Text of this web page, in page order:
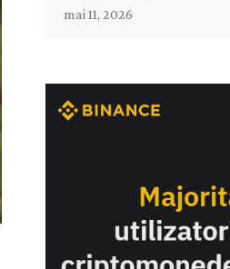
mai 11, 2026